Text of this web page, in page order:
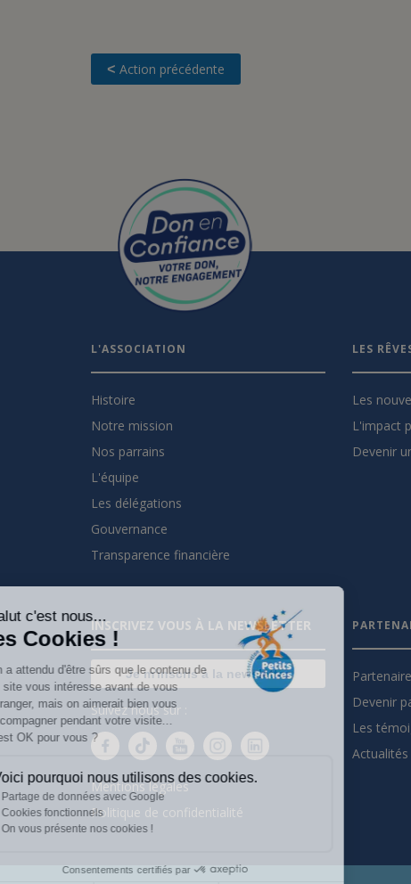
Salut c'est nous...
les Cookies !
On a attendu d'être sûrs que le contenu de
ce site vous intéresse avant de vous
déranger, mais on aimerait bien vous
accompagner pendant votre visite...
C'est OK pour vous ?
Voici pourquoi nous utilisons des cookies.
Partage de données avec Google
Cookies fonctionnels
On vous présente nos cookies !
Consentements certifiés par
< Action précédente
L'ASSOCIATION
Histoire
Notre mission
Nos parrains
L'équipe
Les délégations
Gouvernance
Transparence financière
LES
Les
L'impact
Devenir
INSCRIVEZ VOUS À LA NEWSLETTER
Je m'inscris à la newsletter
Suivez nous sur :
Mentions légales
Politique de confidentialité
Devenir
Les
Actualités